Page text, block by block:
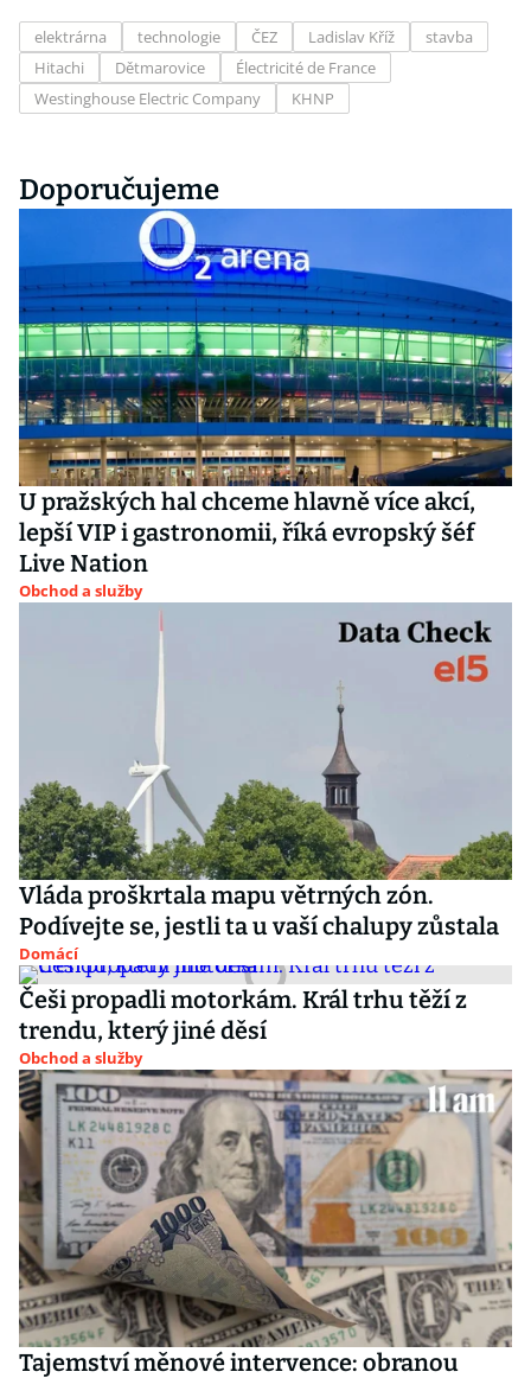
elektrárna technologie ČEZ Ladislav Kříž
stavba
Hitachi
Dětmarovice
Électricité de France
Westinghouse Electric Company
KHNP
Doporučujeme
U pražských hal chceme hlavně více akcí,
lepší VIP i gastronomii, říká evropský šéf
Live Nation
Obchod a služby
Vláda proškrtala mapu větrných zón.
Podívejte se, jestli ta u vaší chalupy zůstala
Domácí
Češi propadli motorkám. Král trhu těží z
trendu, který jiné děsí
Obchod a služby
Tajemství měnové intervence: obranou